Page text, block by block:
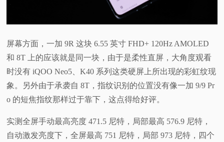
屏幕方面，一加 9R 这块 6.55 英寸 FHD+ 120Hz AMOLED
和 8T 上的应该就是同一块，由于是柔性直屏，大角度观看
时没有 iQOO Neo5、K40 系列这类硬屏上所出现的彩虹纹现
象。另外由于承袭自 8T，指纹识别的位置没有像一加 9/9 Pr
o 的短焦指纹那样过于靠下，这点得给好评。
实测全屏手动最高亮度 471.5 尼特，局部最高 576.9 尼特，
自动激发亮度下，全屏最高 751 尼特，局部 973 尼特，四个